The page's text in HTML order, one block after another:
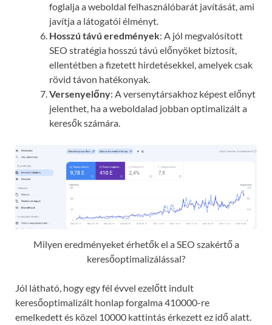
foglalja a weboldal felhasználóbarát javítását, ami
javítja a látogatói élményt.
Hosszú távú eredmények: A jól megvalósított
SEO stratégia hosszú távú előnyöket biztosít,
ellentétben a fizetett hirdetésekkel, amelyek csak
rövid távon hatékonyak.
Versenyelőny: A versenytársakhoz képest előnyt
jelenthet, ha a weboldalad jobban optimalizált a
keresők számára.
Milyen eredményeket érhetők el a SEO szakértő a
keresőoptimalizálással?
Jól látható, hogy egy fél évvel ezelőtt indult
keresőoptimalizált honlap forgalma 410000-re
emelkedett és közel 10000 kattintás érkezett ez idő alatt.